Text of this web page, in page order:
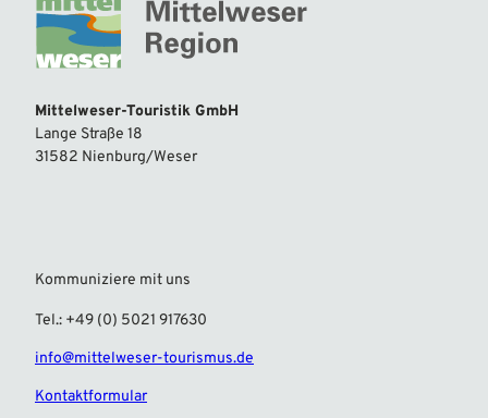
Mittelweser-Touristik GmbH
Lange Straße 18
31582 Nienburg/Weser
Kommuniziere mit uns
Tel.: +49 (0) 5021 917630
info@mittelweser-tourismus.de
Kontaktformular